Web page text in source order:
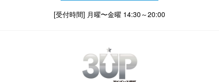
[受付時間] 月曜〜金曜 14:30～20:00